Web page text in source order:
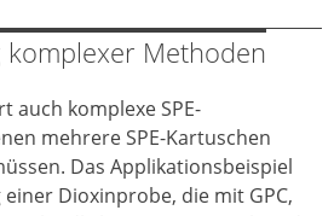
Methoden
auch komplexe SPE-
mehrere SPE-Kartuschen
Das Applikationsbeispiel
Dioxinprobe, die mit GPC,